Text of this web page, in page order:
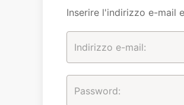
Inserire l'indirizzo e-mail